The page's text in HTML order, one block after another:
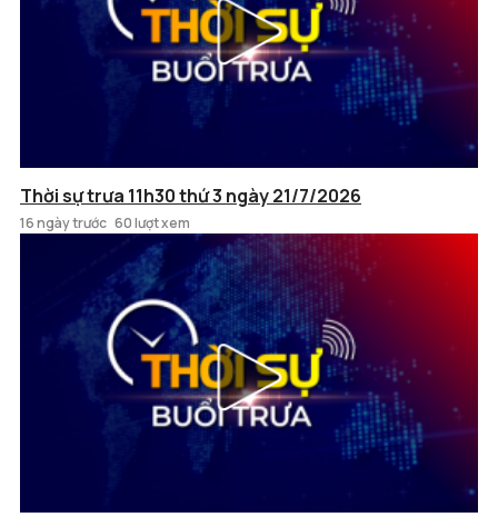
Thời sự trưa 11h30 thứ 3 ngày 21/7/2026
16 ngày trước 60 lượt xem